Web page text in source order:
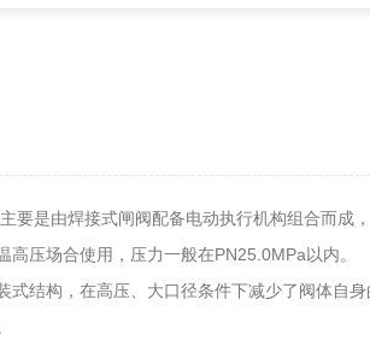
主要是由焊接式闸阀配备电动执行机构组合而成
高压场合使用，压力一般在PN25.0MPa以内。
结构，在高压、大口径条件下减少了阀体自身